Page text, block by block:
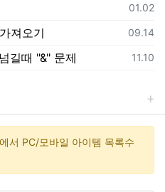
등록일
01.02
등록일
09.14
져오기
등록일
11.10
길때 "&" 문제
서 PC/모바일 아이템 목록수